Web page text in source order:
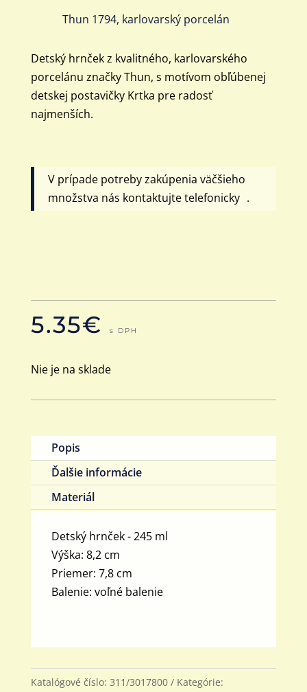
Thun 1794, karlovarský porcelán
Detský hrnček z kvalitného, karlovarského
porcelánu značky Thun, s motívom obľúbenej
detskej postavičky Krtka pre radosť
najmenších.
V prípade potreby zakúpenia väčšieho
množstva nás kontaktujte telefonicky .
5.35€ s DPH
Nie je na sklade
Popis
Ďalšie informácie
Materiál
Detský hrnček - 245 ml
Výška: 8,2 cm
Priemer: 7,8 cm
Balenie: voľné balenie
Katalógové číslo: 311/3017800
Kategórie: